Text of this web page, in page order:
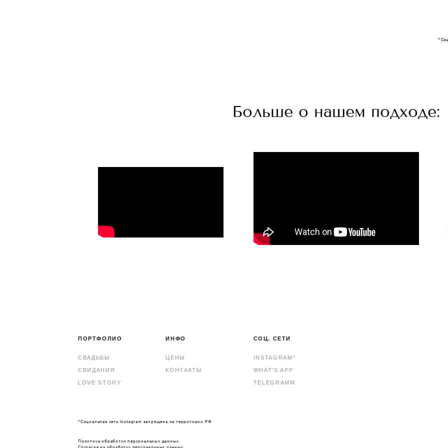
*
Больше о нашем подходе:
ПОРТФОЛИО
СВАДЬБЫ
СВИДАНИЯ
LOVE STORY
ИНФО
ЦЕНЫ
КОНТАКТЫ
СОЦ. СЕТИ
INSTAGRAM*
WHAT'S APP
TELEGRAMM
*Социальная сеть Instagram запрещена на территории РФ
Политика обработки персональных данных